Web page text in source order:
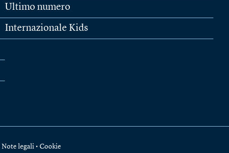
Ultimo numero
Internazionale Kids
Note legali • Cookie